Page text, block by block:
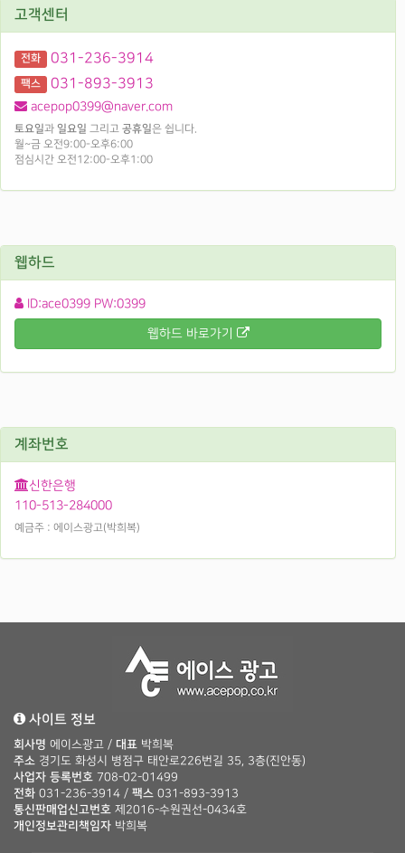
고객센터
전화 031-236-3914
팩스 031-893-3913
acepop0399@naver.com
토요일과 일요일 그리고 공휴일은 쉽니다.
월~금 오전9:00-오후6:00
점심시간 오전12:00-오후1:00
웹하드
ID:ace0399 PW:0399
웹하드 바로가기
계좌번호
신한은행
110-513-284000
예금주 : 에이스광고(박희복)
사이트 정보
회사명 에이스광고 / 대표 박희복
주소 경기도 화성시 병점구 태안로226번길 35, 3층(진안동)
사업자 등록번호 708-02-01499
전화 031-236-3914 / 팩스 031-893-3913
통신판매업신고번호 제2016-수원권선-0434호
개인정보관리책임자 박희복